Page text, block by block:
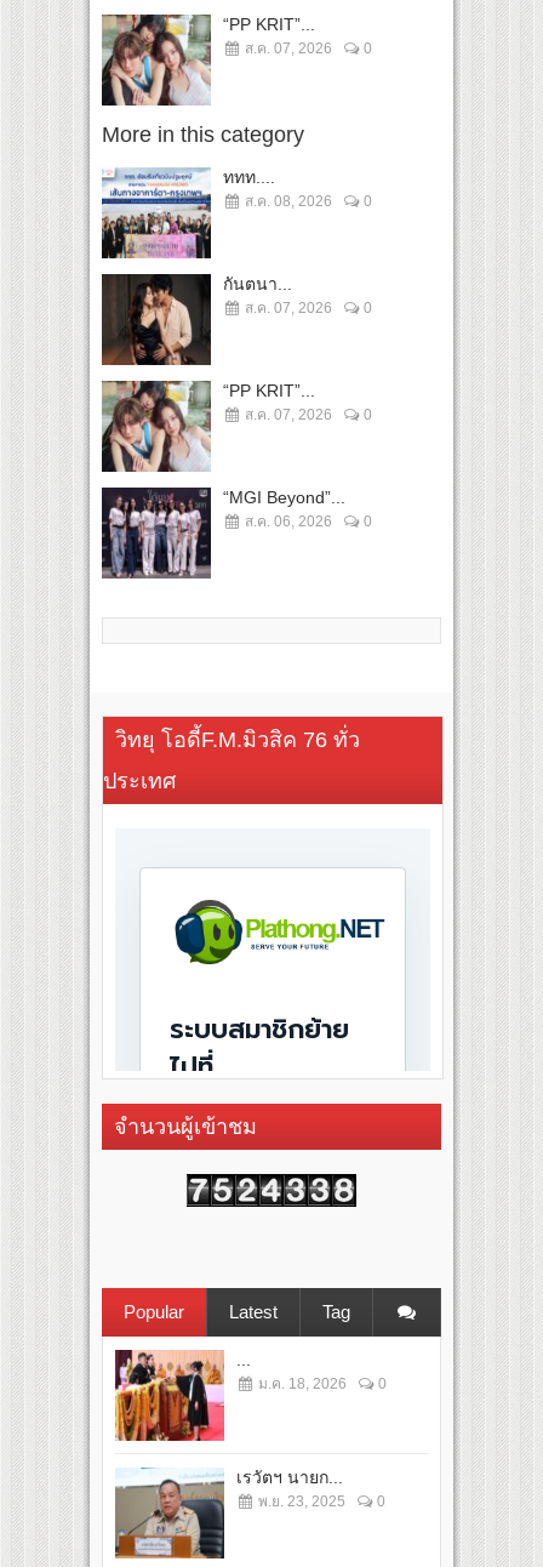
“PP KRIT”...
ส.ค. 07, 2026 0
More in this category
ททท....
ส.ค. 08, 2026 0
กันตนา...
ส.ค. 07, 2026 0
“PP KRIT”...
ส.ค. 07, 2026 0
“MGI Beyond”...
ส.ค. 06, 2026 0
วิทยุ โอดี้F.M.มิวสิค 76 ทั่ว
ประเทศ
จำนวนผู้เข้าชม
Popular Latest Tag
...
ม.ค. 18, 2026 0
เรวัตฯ นายก...
พ.ย. 23, 2025 0